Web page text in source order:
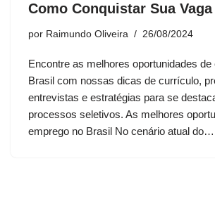
Como Conquistar Sua Vaga
por Raimundo Oliveira 26/08/2024
Encontre as melhores oportunidades de
Brasil com nossas dicas de currículo,
entrevistas e estratégias para se
processos seletivos. As melhores
emprego no Brasil No cenário atual do…